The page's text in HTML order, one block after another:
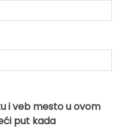
i veb mesto u ovom
put kada